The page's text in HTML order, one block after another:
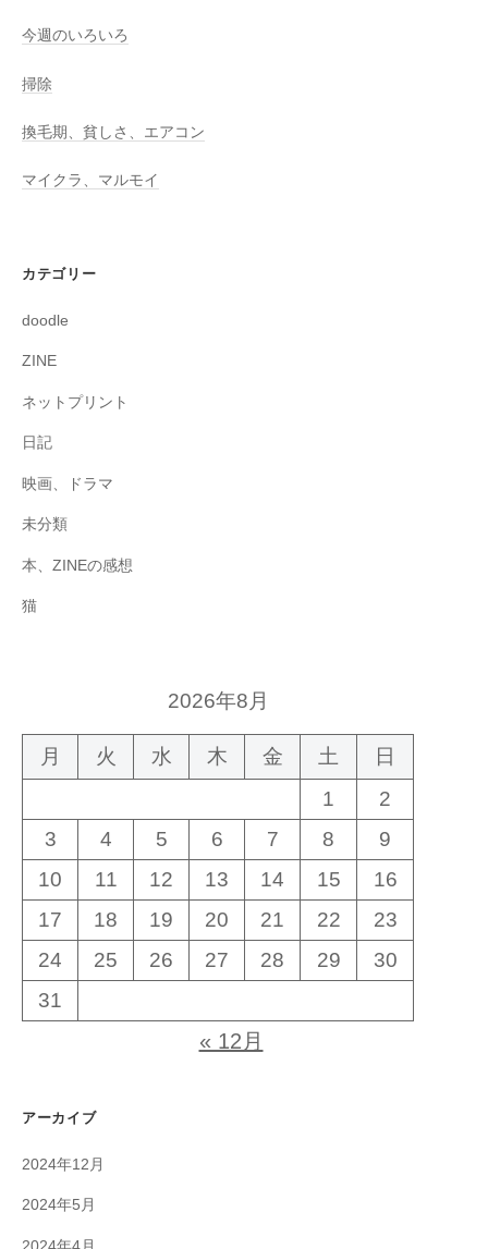
今週のいろいろ
掃除
換毛期、貧しさ、エアコン
マイクラ、マルモイ
カテゴリー
doodle
ZINE
ネットプリント
日記
映画、ドラマ
未分類
本、ZINEの感想
猫
2026年8月
月 火 水 木 金 土
日
1
2
3
4 5 6 7 8
9
10
11 12 13 14 15
16
17
18 19 20 21 22
23
24
25 26 27 28 29
30
31
« 12月
アーカイブ
2024年12月
2024年5月